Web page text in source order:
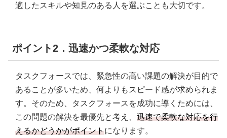
適したスキルや知見のある人を選ぶことも大切です。
ポイント2．迅速かつ柔軟な対応
タスクフォースでは、緊急性の高い課題の解決が目的で
あることが多いため、何よりもスピード感が求められま
す。そのため、タスクフォースを成功に導くためには、
この問題の解決を最優先と考え、 迅速で柔軟な対応を行
えるかどうかがポイントになります。